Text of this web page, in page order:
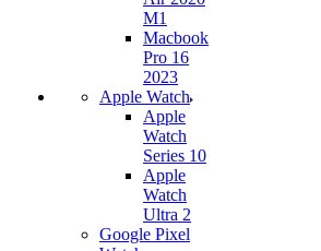
M1
Macbook
Pro 16
2023
Apple Watch
Apple
Watch
Series 10
Apple
Watch
Ultra 2
Google Pixel